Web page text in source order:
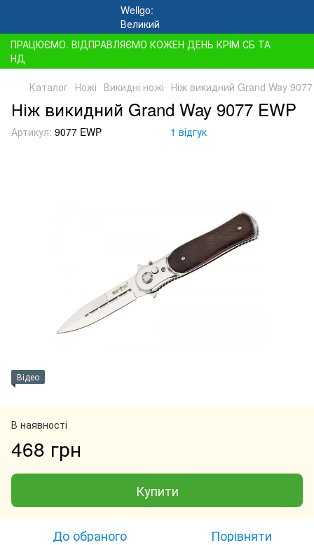
ПРАЦЮЄМО. ВІДПРАВЛЯЄМО КОЖЕН ДЕНЬ КРІМ СБ ТА
НД
Каталог Ножі Викидні ножі Ніж викидний Grand Way
Ніж викидний Grand Way 9077 EWP
Артикул: 9077 EWP 1 відгук
Відео
В наявності
468 грн
Купити
До обраного Порівняти